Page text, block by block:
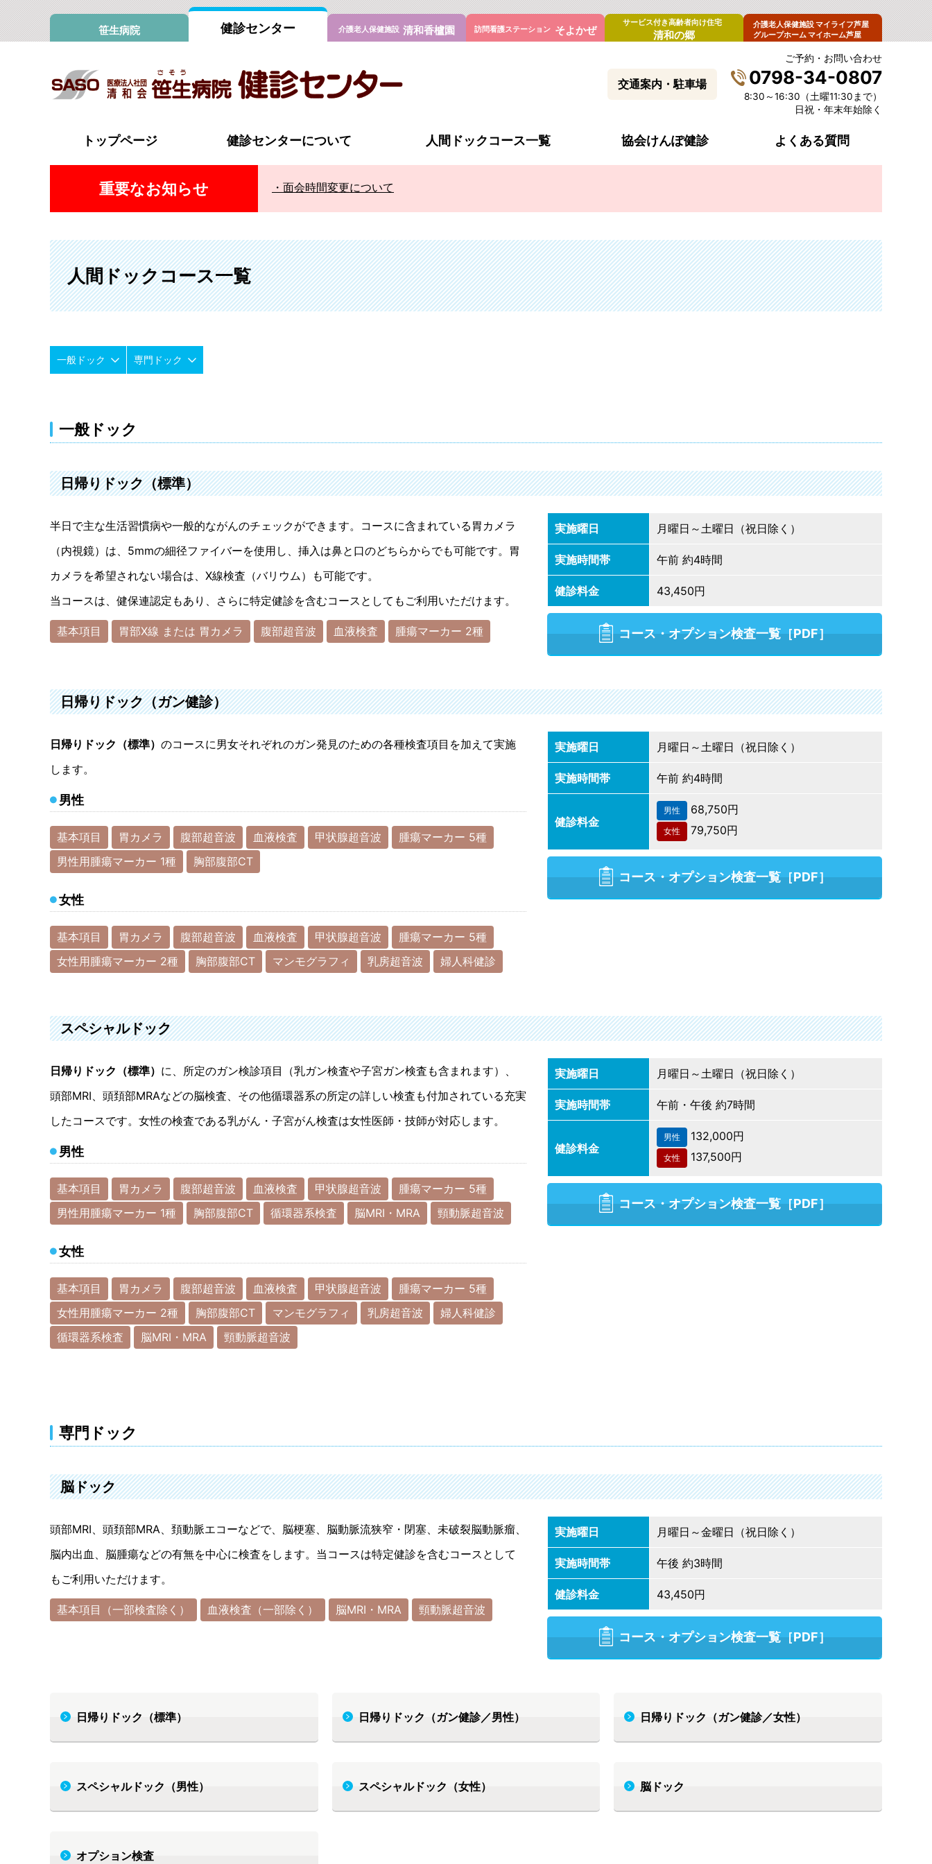
笹生病院 健診センター 介護老人保健施設 清和香櫨園 訪問看護ステーション そよかぜ
サービス付き高齢者向け住宅
清和の郷
介護老人保健施設 マイライフ芦屋
グループホーム マイホーム芦屋
交通案内・駐車場
ご予約・お問い合わせ
0798-34-0807
8:30～16:30（土曜11:30まで）
日祝・年末年始除く
トップページ 健診センターについて
ごあいさつ
人間ドックコース一覧
日帰りドック（標準） 日帰りドック（ガン健診／男性）
協会けんぽ健診 よくある質問
重要なお知らせ 面会時間変更について
人間ドックコース一覧
一般ドック 専門ドック
一般ドック
日帰りドック（標準）
半日で主な生活習慣病や一般的ながんのチェックができます。コースに含まれている胃カメラ
（内視鏡）は、5mmの細径ファイバーを使用し、挿入は鼻と口のどちらからでも可能です。胃
カメラを希望されない場合は、X線検査（バリウム）も可能です。
当コースは、健保連認定もあり、さらに特定健診を含むコースとしてもご利用いただけます。
基本項目 胃部X線 または 胃カメラ 腹部超音波 血液検査 腫瘍マーカー 2種
実施曜日 月曜日～土曜日（祝日除く）
実施時間帯 午前 約4時間
健診料金 43,450円
コース・オプション検査一覧［PDF］
日帰りドック（ガン健診）
日帰りドック（標準） のコースに男女それぞれのガン発見のための各種検査項目を加えて実施
します。
男性
基本項目 胃カメラ 腹部超音波 血液検査 甲状腺超音波
腫瘍マーカー 5種
男性用腫瘍マーカー 1種
胸部腹部CT
女性
基本項目 胃カメラ 腹部超音波 血液検査 甲状腺超音波
腫瘍マーカー 5種
女性用腫瘍マーカー 2種
胸部腹部CT マンモグラフィ 乳房超音波 婦人科健診
実施曜日 月曜日～土曜日（祝日除く）
実施時間帯 午前 約4時間
健診料金
男性 68,750円
女性 79,750円
コース・オプション検査一覧［PDF］
スペシャルドック
日帰りドック（標準） に、所定のガン検診項目（乳ガン検査や子宮ガン検査も含まれます）、
頭部MRI、頭頚部MRAなどの脳検査、その他循環器系の所定の詳しい検査も付加されている充実
したコースです。女性の検査である乳がん・子宮がん検査は女性医師・技師が対応します。
男性
基本項目 胃カメラ 腹部超音波 血液検査 甲状腺超音波
腫瘍マーカー 5種
男性用腫瘍マーカー 1種
胸部腹部CT 循環器系検査 脳MRI・MRA 頸動脈超音波
女性
基本項目 胃カメラ 腹部超音波 血液検査 甲状腺超音波
腫瘍マーカー 5種
女性用腫瘍マーカー 2種
胸部腹部CT マンモグラフィ 乳房超音波
婦人科健診
循環器系検査
脳MRI・MRA 頸動脈超音波
実施曜日 月曜日～土曜日（祝日除く）
実施時間帯 午前・午後 約7時間
健診料金
男性 132,000円
女性 137,500円
コース・オプション検査一覧［PDF］
専門ドック
脳ドック
頭部MRI、頭頚部MRA、頚動脈エコーなどで、脳梗塞、脳動脈流狭窄・閉塞、未破裂脳動脈瘤、
脳内出血、脳腫瘍などの有無を中心に検査をします。当コースは特定健診を含むコースとして
もご利用いただけます。
基本項目（一部検査除く） 血液検査（一部除く） 脳MRI・MRA 頸動脈超音波
実施曜日 月曜日～金曜日（祝日除く）
実施時間帯 午後 約3時間
健診料金 43,450円
コース・オプション検査一覧［PDF］
日帰りドック（標準） 日帰りドック（ガン健診／男性） 日帰りドック（ガン健診／女性）
スペシャルドック（男性） スペシャルドック（女性） 脳ドック
オプション検査